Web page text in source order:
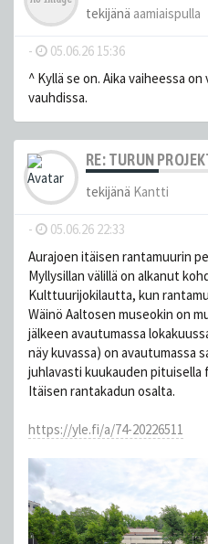
tekijänä aamiaispulla
- 05.06.26 15:36
^ Kyllä se on. Aika vaiheessa
vauhdissa.
RE: TURUN
tekijänä Kantti
- 05.06.26 22:33
Aurajoen itäisen rantamuurin
Myllysillan välillä on alkanut
Kulttuurijokilautta, kun
Wäinö Aaltosen museokin on
jälkeen avautumassa
näy kuvassa) on avautumassa
juhlavasti kuukauden pituisella
Itäisen rantakadun osalta.
https://yle.fi/a/74-20226511